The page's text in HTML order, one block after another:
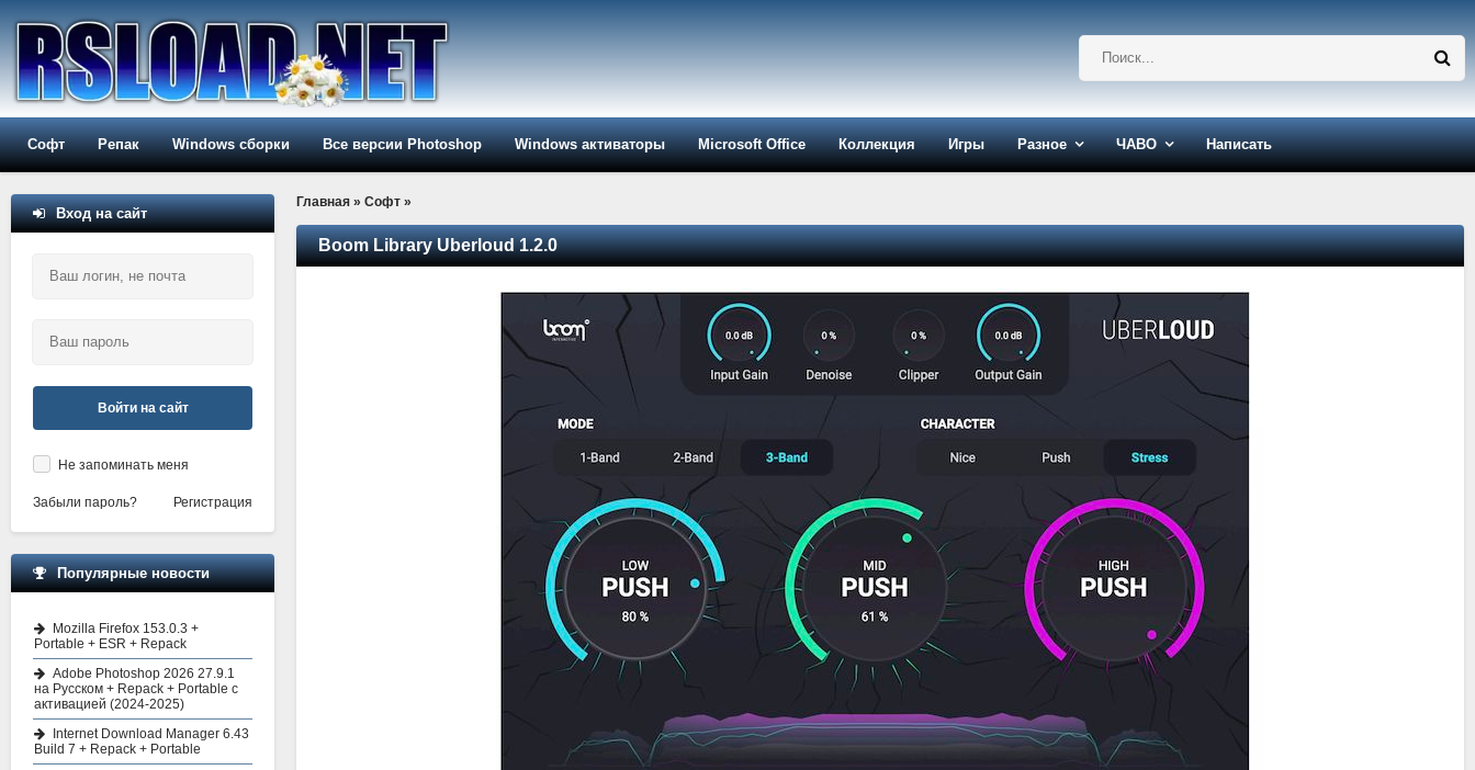
Софт Репак Windows сборки Все версии Photoshop Windows активаторы Microsoft Office Коллекция Игры Разное ЧАВО Написать
Главная » Софт »
Boom Library Uberloud 1.2.0
Вход на сайт
Войти на сайт
Не запоминать меня
Забыли пароль? Регистрация
Популярные новости
Mozilla Firefox 153.0.3 +
Portable + ESR + Repack
Adobe Photoshop 2026 27.9.1
на Русском + Repack + Portable с
активацией (2024-2025)
Internet Download Manager 6.43
Build 7 + Repack + Portable